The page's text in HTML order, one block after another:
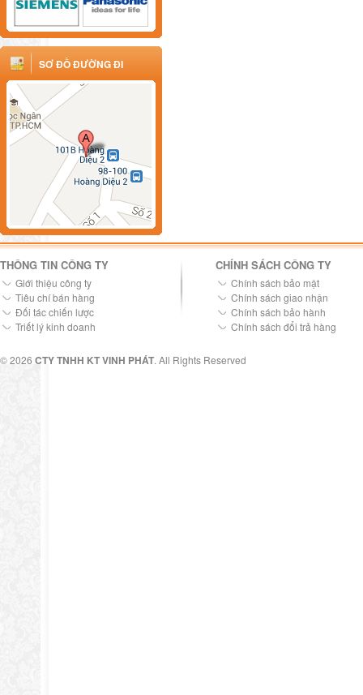
SƠ ĐỒ ĐƯỜNG ĐI
THÔNG TIN CÔNG TY
Giới thiệu công ty
Tiêu chí bán hàng
Đối tác chiến lược
Triết lý kinh doanh
CHÍNH SÁCH CÔNG TY
Chính sách bảo mật
Chính sách giao nhận
Chính sách bảo hành
Chính sách đổi trả hàng
© 2026 CTY TNHH KT VINH PHÁT. All Rights Reserved